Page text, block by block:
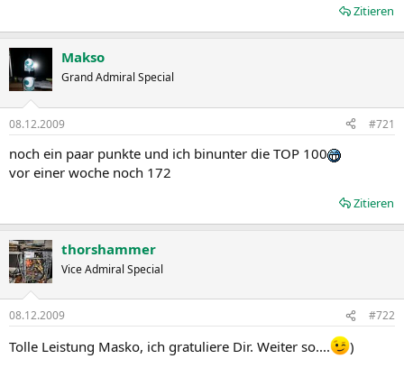
Zitieren
Makso
Grand Admiral Special
08.12.2009 #721
noch ein paar punkte und ich binunter die TOP 100
vor einer woche noch 172
Zitieren
thorshammer
Vice Admiral Special
08.12.2009 #722
Tolle Leistung Masko, ich gratuliere Dir. Weiter so.... )